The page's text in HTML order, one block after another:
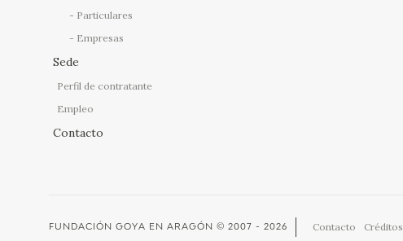
Particulares
Empresas
Sede
Perfil de contratante
Empleo
Contacto
FUNDACIÓN GOYA EN ARAGÓN © 2007 - 2026 Contacto Créditos